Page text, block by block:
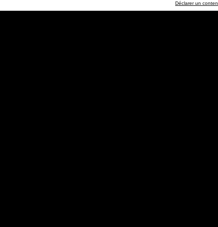
Déclarer un